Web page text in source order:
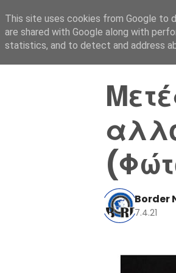
Border
7.4.21
This site uses cookies from Google to
are shared with Google along with
statistics, and to detect and address